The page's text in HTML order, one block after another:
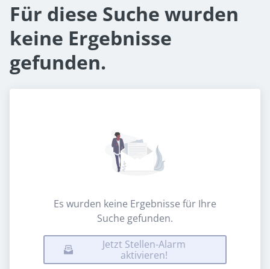
Für diese Suche wurden
keine Ergebnisse
gefunden.
Es wurden keine Ergebnisse für Ihre
Suche gefunden.
Jetzt Stellen-Alarm
aktivieren!